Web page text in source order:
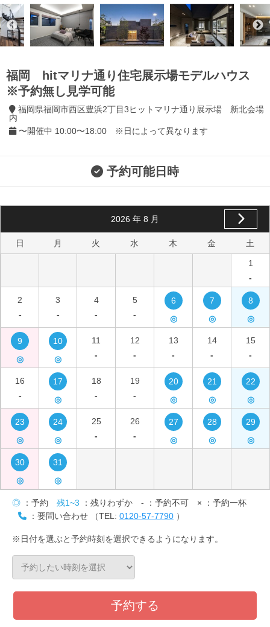
福岡 hitマリナ通り住宅展示場モデルハウス
※予約無し見学可能
福岡県福岡市西区豊浜2丁目3ヒットマリナ通り展示場 新北会場
内
〜開催中 10:00〜18:00 ※日によって異なります
予約可能日時
2026 年 8 月
日 月 火 水 木 金 土
1
-
2
-
3
-
4
-
5
-
6
◎
7
◎
8
◎
9
◎
10
◎
11
-
12
-
13
-
14
-
15
-
16
-
17
◎
18
-
19
-
20
◎
21
◎
22
◎
23
◎
24
◎
25
-
26
-
27
◎
28
◎
29
◎
30
◎
31
◎
◎ ：予約 残1~3 ：残りわずか - ：予約不可 × ：予約一杯
：要問い合わせ （TEL: 0120-57-7790 ）
※日付を選ぶと予約時刻を選択できるようになります。
予約する